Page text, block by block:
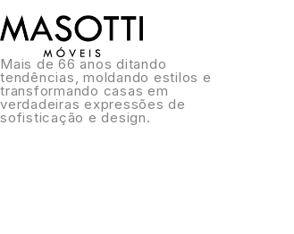
Mais de 66 anos ditando
tendências, moldando estilos e
transformando casas em
verdadeiras expressões de
sofisticação e design.